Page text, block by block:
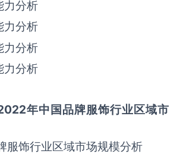
力分析
力分析
力分析
力分析
年中国品牌服饰行业区域市
服饰行业区域市场规模分析